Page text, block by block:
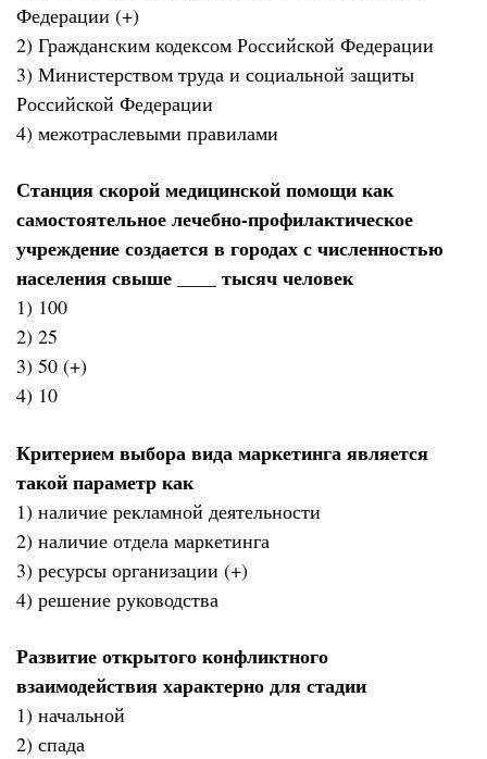
Федерации (+)
2) Гражданским кодексом Российской Федерации
3) Министерством труда и социальной защиты
Российской Федерации
4) межотраслевыми правилами
Станция скорой медицинской помощи как
самостоятельное лечебно-профилактическое
учреждение создается в городах с численностью
населения свыше ____ тысяч человек
1) 100
2) 25
3) 50 (+)
4) 10
Критерием выбора вида маркетинга является
такой параметр как
1) наличие рекламной деятельности
2) наличие отдела маркетинга
3) ресурсы организации (+)
4) решение руководства
Развитие открытого конфликтного
взаимодействия характерно для стадии
1) начальной
2) спада